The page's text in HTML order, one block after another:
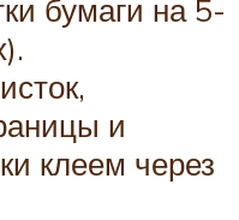
бумаги на 5-
и
клеем через